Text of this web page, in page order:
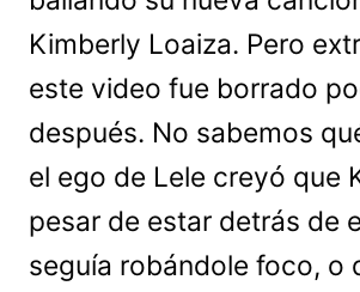
Kimberly Loaiza. Pero
este video fue borrado
después. No sabemos
el ego de Lele creyó que
pesar de estar detrás de
seguía robándole foco, o